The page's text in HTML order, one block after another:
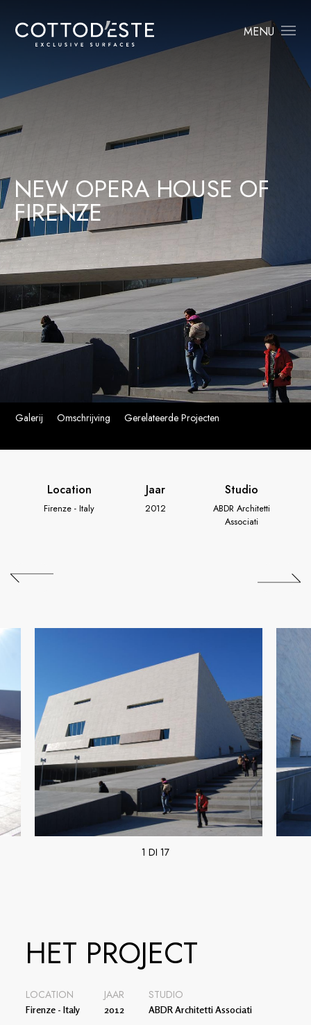
MENU
NEW OPERA HOUSE OF
FIRENZE
Galerij Omschrijving Gerelateerde Projecten
Location
Firenze - Italy
Jaar
2012
Studio
ABDR Architetti
Associati
1 DI 17
HET PROJECT
LOCATION
Firenze - Italy
JAAR
2012
STUDIO
ABDR Architetti Associati